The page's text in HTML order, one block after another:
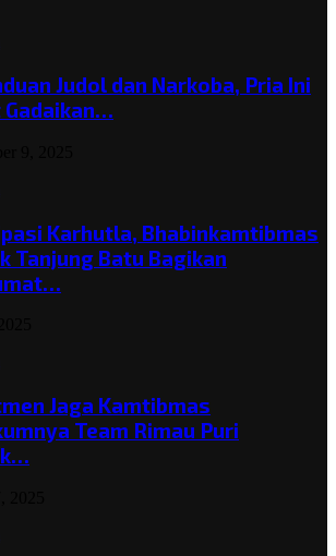
Judol dan Narkoba, Pria Ini
Gadaikan…
Karhutla, Bhabinkamtibmas
Tanjung Batu Bagikan
Jaga Kamtibmas
Team Rimau Puri